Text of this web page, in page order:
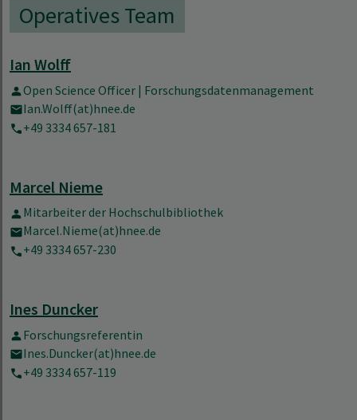
Operatives Team
Ian Wolff
Open Science Officer | Forschungsdatenmanagement
Ian.Wolff(at)hnee.de
+49 3334 657-181
Marcel Nieme
Mitarbeiter der Hochschulbibliothek
Marcel.Nieme(at)hnee.de
+49 3334 657-230
Ines Duncker
Forschungsreferentin
Ines.Duncker(at)hnee.de
+49 3334 657-119